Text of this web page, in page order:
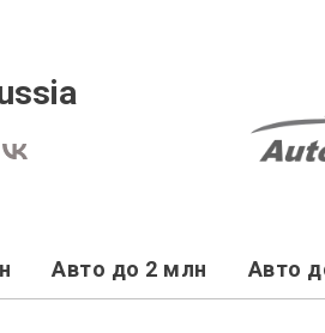
Авто до 2 млн Авто